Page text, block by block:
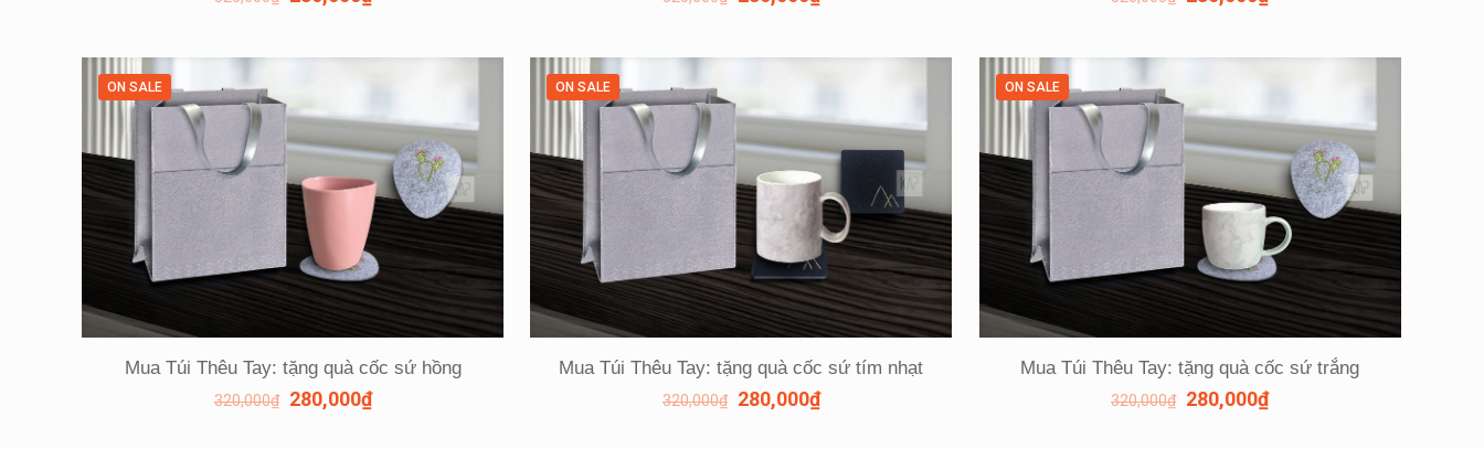
ON SALE
Mua Túi Thêu Tay: tặng quà cốc sứ hồng
320,000₫ 280,000₫
ON SALE
Mua Túi Thêu Tay: tặng quà cốc sứ tím nhạt
320,000₫ 280,000₫
ON SALE
Mua Túi Thêu Tay: tặng quà cốc sứ trắng
320,000₫ 280,000₫